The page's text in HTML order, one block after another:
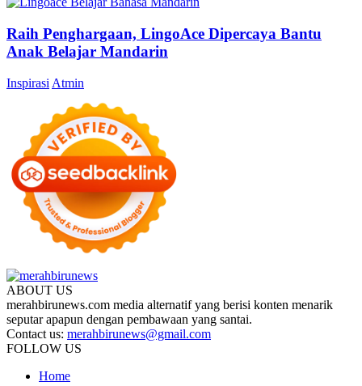
Raih Penghargaan, LingoAce Dipercaya Bantu
Anak Belajar Mandarin
Inspirasi Atmin
ABOUT US
merahbirunews.com media alternatif yang berisi konten menarik
seputar apapun dengan pembawaan yang santai.
Contact us: merahbirunews@gmail.com
FOLLOW US
Home